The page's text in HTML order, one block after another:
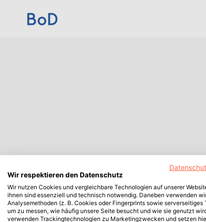
Wir respektieren den Datenschutz
Wir nutzen Cookies und vergleichbare Technologien auf unserer
ihnen sind essenziell und technisch notwendig. Daneben verwenden
Analysemethoden (z. B. Cookies oder Fingerprints sowie serverseitiges
um zu messen, wie häufig unsere Seite besucht und wie sie genutzt
verwenden Trackingtechnologien zu Marketingzwecken und setzen